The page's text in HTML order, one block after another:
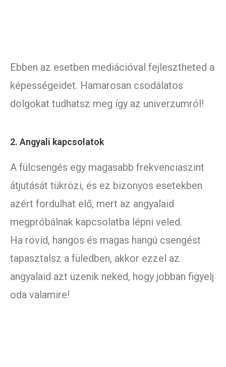
Ebben az esetben mediációval fejlesztheted a
képességeidet. Hamarosan csodálatos
dolgokat tudhatsz meg így az univerzumról!
2. Angyali kapcsolatok
A fülcsengés egy magasabb frekvenciaszint
átjutását tükrözi, és ez bizonyos esetekben
azért fordulhat elő, mert az angyalaid
megpróbálnak kapcsolatba lépni veled.
Ha rövid, hangos és magas hangú csengést
tapasztalsz a füledben, akkor ezzel az
angyalaid azt üzenik neked, hogy jobban figyelj
oda valamire!